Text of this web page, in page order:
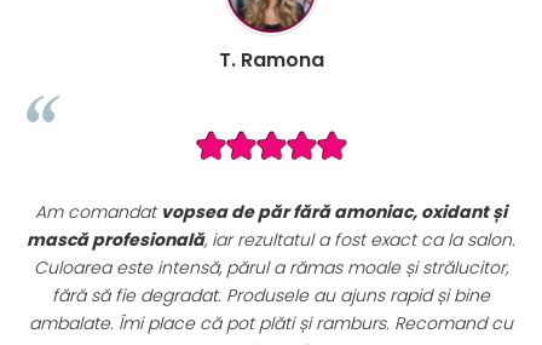
păr fără amoniac, oxidant și
rezultatul a fost exact ca la salon.
a rămas moale și strălucitor,
au ajuns rapid și bine
plăti și ramburs. Recomand cu
Seturile promoționale de
sunt extrem de
complet de vopsele
perfect pentru uz
preț excelent. Se vede